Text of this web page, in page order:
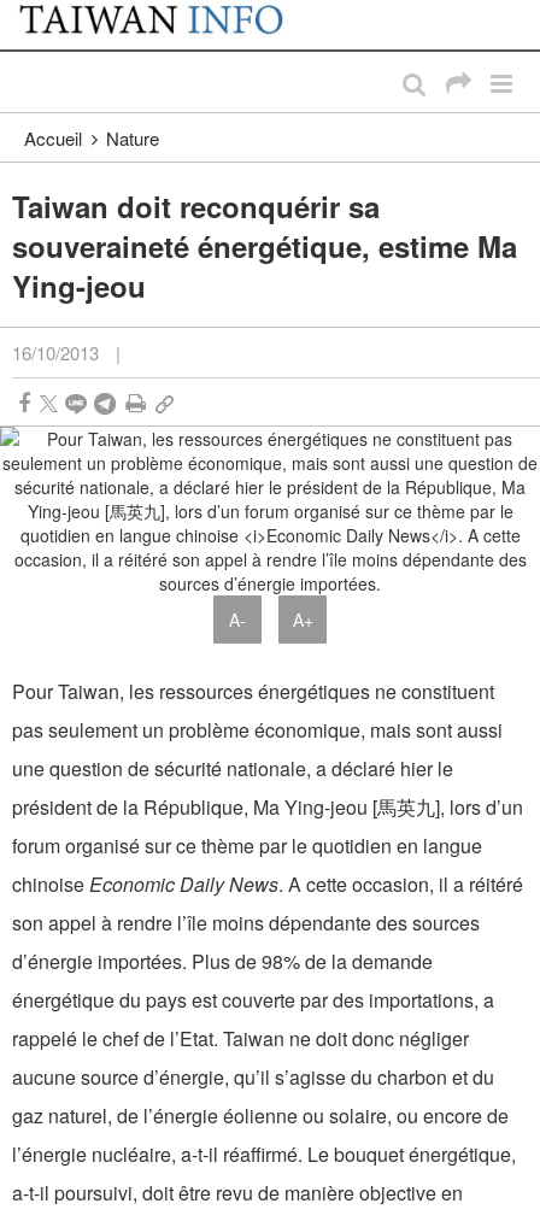
Passer au contenu principal
:::
Accueil Nature
Taiwan doit reconquérir sa
souveraineté énergétique, estime Ma
Ying-jeou
16/10/2013 |
A- A+
Pour Taiwan, les ressources énergétiques ne constituent
pas seulement un problème économique, mais sont aussi
une question de sécurité nationale, a déclaré hier le
président de la République, Ma Ying-jeou [馬英九], lors d’un
forum organisé sur ce thème par le quotidien en langue
chinoiseEconomic Daily News. A cette occasion, il a réitéré
son appel à rendre l’île moins dépendante des sources
d’énergie importées. Plus de 98% de la demande
énergétique du pays est couverte par des importations, a
rappelé le chef de l’Etat. Taiwan ne doit donc négliger
aucune source d’énergie, qu’il s’agisse du charbon et du
gaz naturel, de l’énergie éolienne ou solaire, ou encore de
l’énergie nucléaire, a-t-il réaffirmé. Le bouquet énergétique,
a-t-il poursuivi, doit être revu de manière objective en